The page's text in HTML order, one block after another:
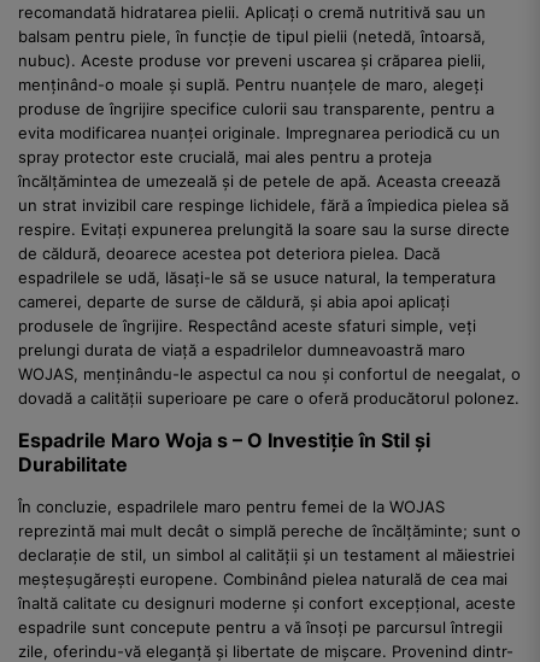
recomandată hidratarea pielii. Aplicați o cremă nutritivă sau un
balsam pentru piele, în funcție de tipul pielii (netedă, întoarsă,
nubuc). Aceste produse vor preveni uscarea și crăparea pielii,
menținând-o moale și suplă. Pentru nuanțele de maro, alegeți
produse de îngrijire specifice culorii sau transparente, pentru a
evita modificarea nuanței originale. Impregnarea periodică cu un
spray protector este crucială, mai ales pentru a proteja
încălțămintea de umezeală și de petele de apă. Aceasta creează
un strat invizibil care respinge lichidele, fără a împiedica pielea să
respire. Evitați expunerea prelungită la soare sau la surse directe
de căldură, deoarece acestea pot deteriora pielea. Dacă
espadrilele se udă, lăsați-le să se usuce natural, la temperatura
camerei, departe de surse de căldură, și abia apoi aplicați
produsele de îngrijire. Respectând aceste sfaturi simple, veți
prelungi durata de viață a espadrilelor dumneavoastră maro
WOJAS, menținându-le aspectul ca nou și confortul de neegalat, o
dovadă a calității superioare pe care o oferă producătorul polonez.
Espadrile Maro Woja s – O Investiție în Stil și
Durabilitate
În concluzie, espadrilele maro pentru femei de la WOJAS
reprezintă mai mult decât o simplă pereche de încălțăminte; sunt o
declarație de stil, un simbol al calității și un testament al măiestriei
meșteșugărești europene. Combinând pielea naturală de cea mai
înaltă calitate cu designuri moderne și confort excepțional, aceste
espadrile sunt concepute pentru a vă însoți pe parcursul întregii
zile, oferindu-vă eleganță și libertate de mișcare. Provenind dintr-